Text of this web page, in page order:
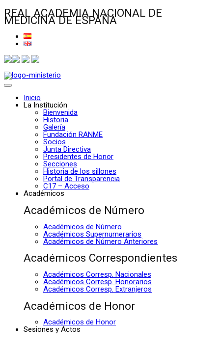
REAL ACADEMIA NACIONAL DE
MEDICINA DE ESPAÑA
Inicio
La Institución
Bienvenida
Historia
Galería
Fundación RANME
Socios
Junta Directiva
Presidentes de Honor
Secciones
Historia de los sillones
Portal de Transparencia
C17 – Acceso
Académicos
Académicos de Número
Académicos de Número
Académicos Supernumerarios
Académicos de Número Anteriores
Académicos Correspondientes
Académicos Corresp. Nacionales
Académicos Corresp. Honorarios
Académicos Corresp. Extranjeros
Académicos de Honor
Académicos de Honor
Sesiones y Actos